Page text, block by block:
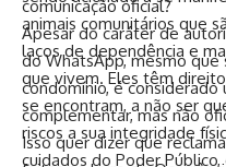
comunicação oficial?
Apesar do caráter de
do WhatsApp, mesmo
condomínio, é considerado
complementar, mas não
Isso quer dizer que
animais comunitários que
laços de dependência e
que vivem. Eles têm
se encontram, a não ser
riscos a sua integridade
cuidados do Poder